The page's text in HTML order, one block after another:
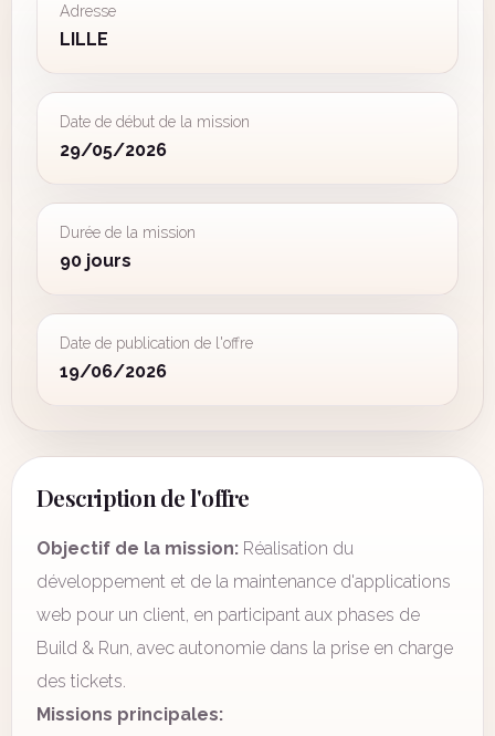
Adresse
LILLE
Date de début de la mission
29/05/2026
Durée de la mission
90 jours
Date de publication de l'offre
19/06/2026
Description de l'offre
Objectif de la mission: Réalisation du
développement et de la maintenance d'applications
web pour un client, en participant aux phases de
Build & Run, avec autonomie dans la prise en charge
des tickets.
Missions principales: